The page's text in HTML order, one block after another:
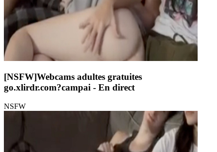
[NSFW]Webcams adultes gratuites
go.xlirdr.com?campai - En direct
NSFW